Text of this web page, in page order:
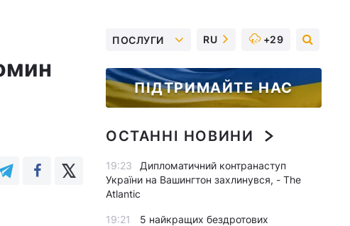
ПОСЛУГИ RU +29
ПІДТРИМАЙТЕ НАС
ОСТАННІ НОВИНИ
19:23
Дипломатичний контранаступ
України на Вашингтон захлинувся, - The
Atlantic
19:21
5 найкращих бездротових